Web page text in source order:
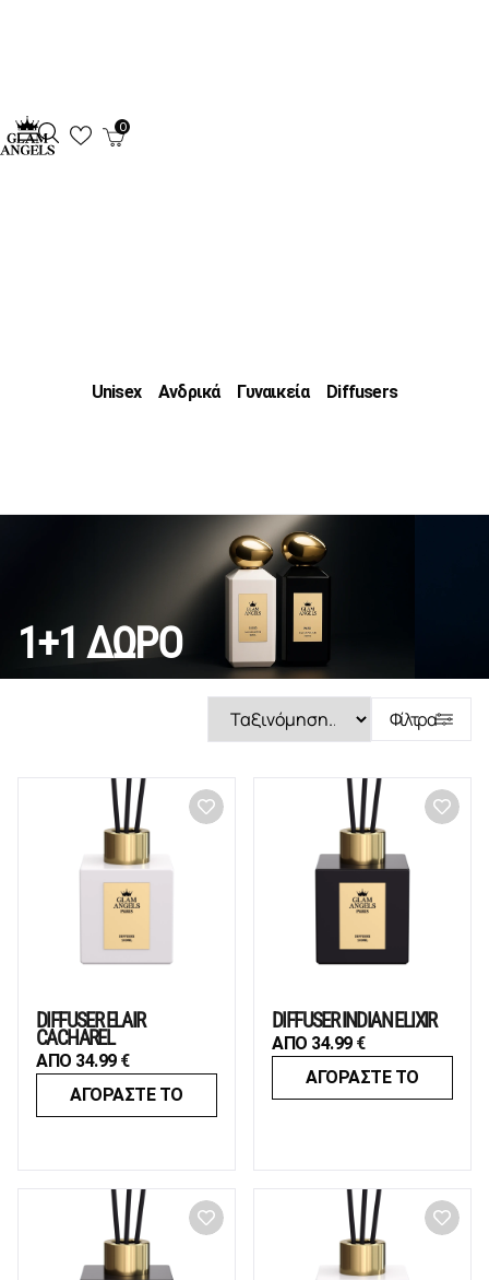
0
Unisex Ανδρικά Γυναικεία Diffusers
1+1 ΔΩΡΟ
Φίλτρα
DIFFUSER ELAIR
CACHAREL
ΑΠΟ 34.99 €
ΑΓΟΡΑΣΤΕ ΤΟ
DIFFUSER INDIAN ELIXIR
ΑΠΟ 34.99 €
ΑΓΟΡΑΣΤΕ ΤΟ